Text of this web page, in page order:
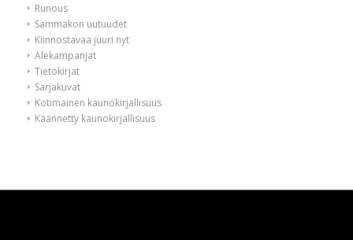
Runous
Sammakon uutuudet
Kiinnostavaa juuri nyt
Alekampanjat
Tietokirjat
Sarjakuvat
Kotimainen kaunokirjallisuus
Käännetty kaunokirjallisuus